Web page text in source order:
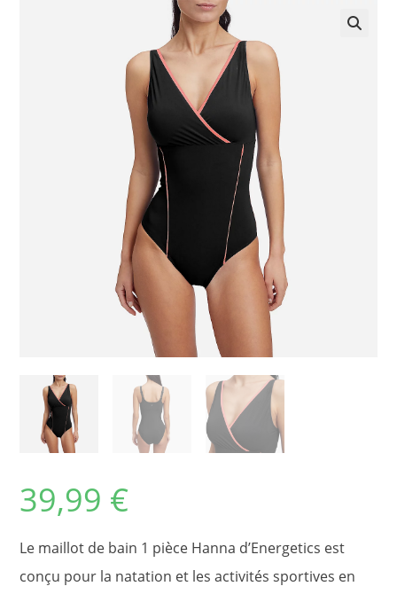
39,99 €
Le maillot de bain 1 pièce Hanna d’Energetics est
conçu pour la natation et les activités sportives en